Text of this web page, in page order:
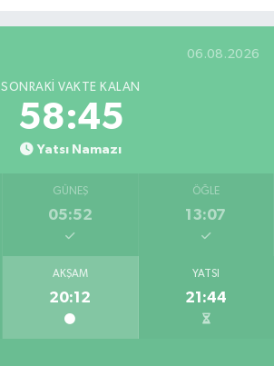
06.08.2026
SONRAKI VAKTE KALAN
58:45
Yatsı Namazı
GÜNEŞ
05:52
ÖĞLE
13:07
AKŞAM
20:12
YATSI
21:44